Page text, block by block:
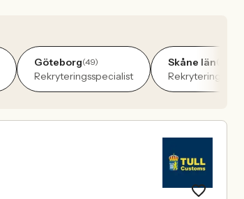
Göteborg(49)
Rekryteringsspecialist
Skåne län